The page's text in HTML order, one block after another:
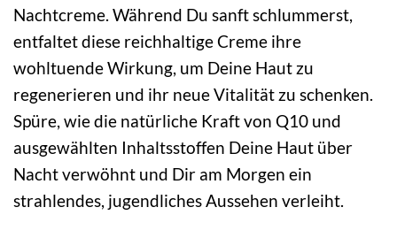
Nachtcreme. Während Du sanft schlummerst,
entfaltet diese reichhaltige Creme ihre
wohltuende Wirkung, um Deine Haut zu
regenerieren und ihr neue Vitalität zu schenken.
Spüre, wie die natürliche Kraft von Q10 und
ausgewählten Inhaltsstoffen Deine Haut über
Nacht verwöhnt und Dir am Morgen ein
strahlendes, jugendliches Aussehen verleiht.